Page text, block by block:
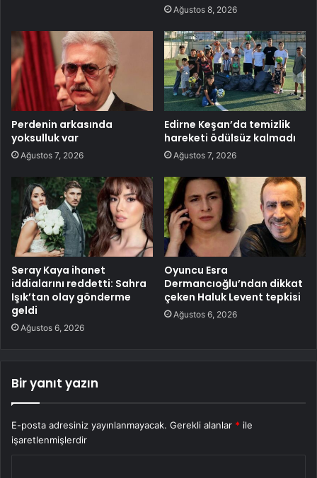
Ağustos 8, 2026
Perdenin arkasında
yoksulluk var
Ağustos 7, 2026
Edirne Keşan’da temizlik
hareketi ödülsüz kalmadı
Ağustos 7, 2026
Seray Kaya ihanet
iddialarını reddetti: Sahra
Işık’tan olay gönderme
geldi
Ağustos 6, 2026
Oyuncu Esra
Dermancıoğlu’ndan dikkat
çeken Haluk Levent tepkisi
Ağustos 6, 2026
Bir yanıt yazın
E-posta adresiniz yayınlanmayacak. Gerekli alanlar * ile
işaretlenmişlerdir